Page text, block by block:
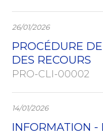
26/01/2026
PROCÉDURE
DES RECOURS
PRO-CLI-00002
14/01/2026
INFORMATION -